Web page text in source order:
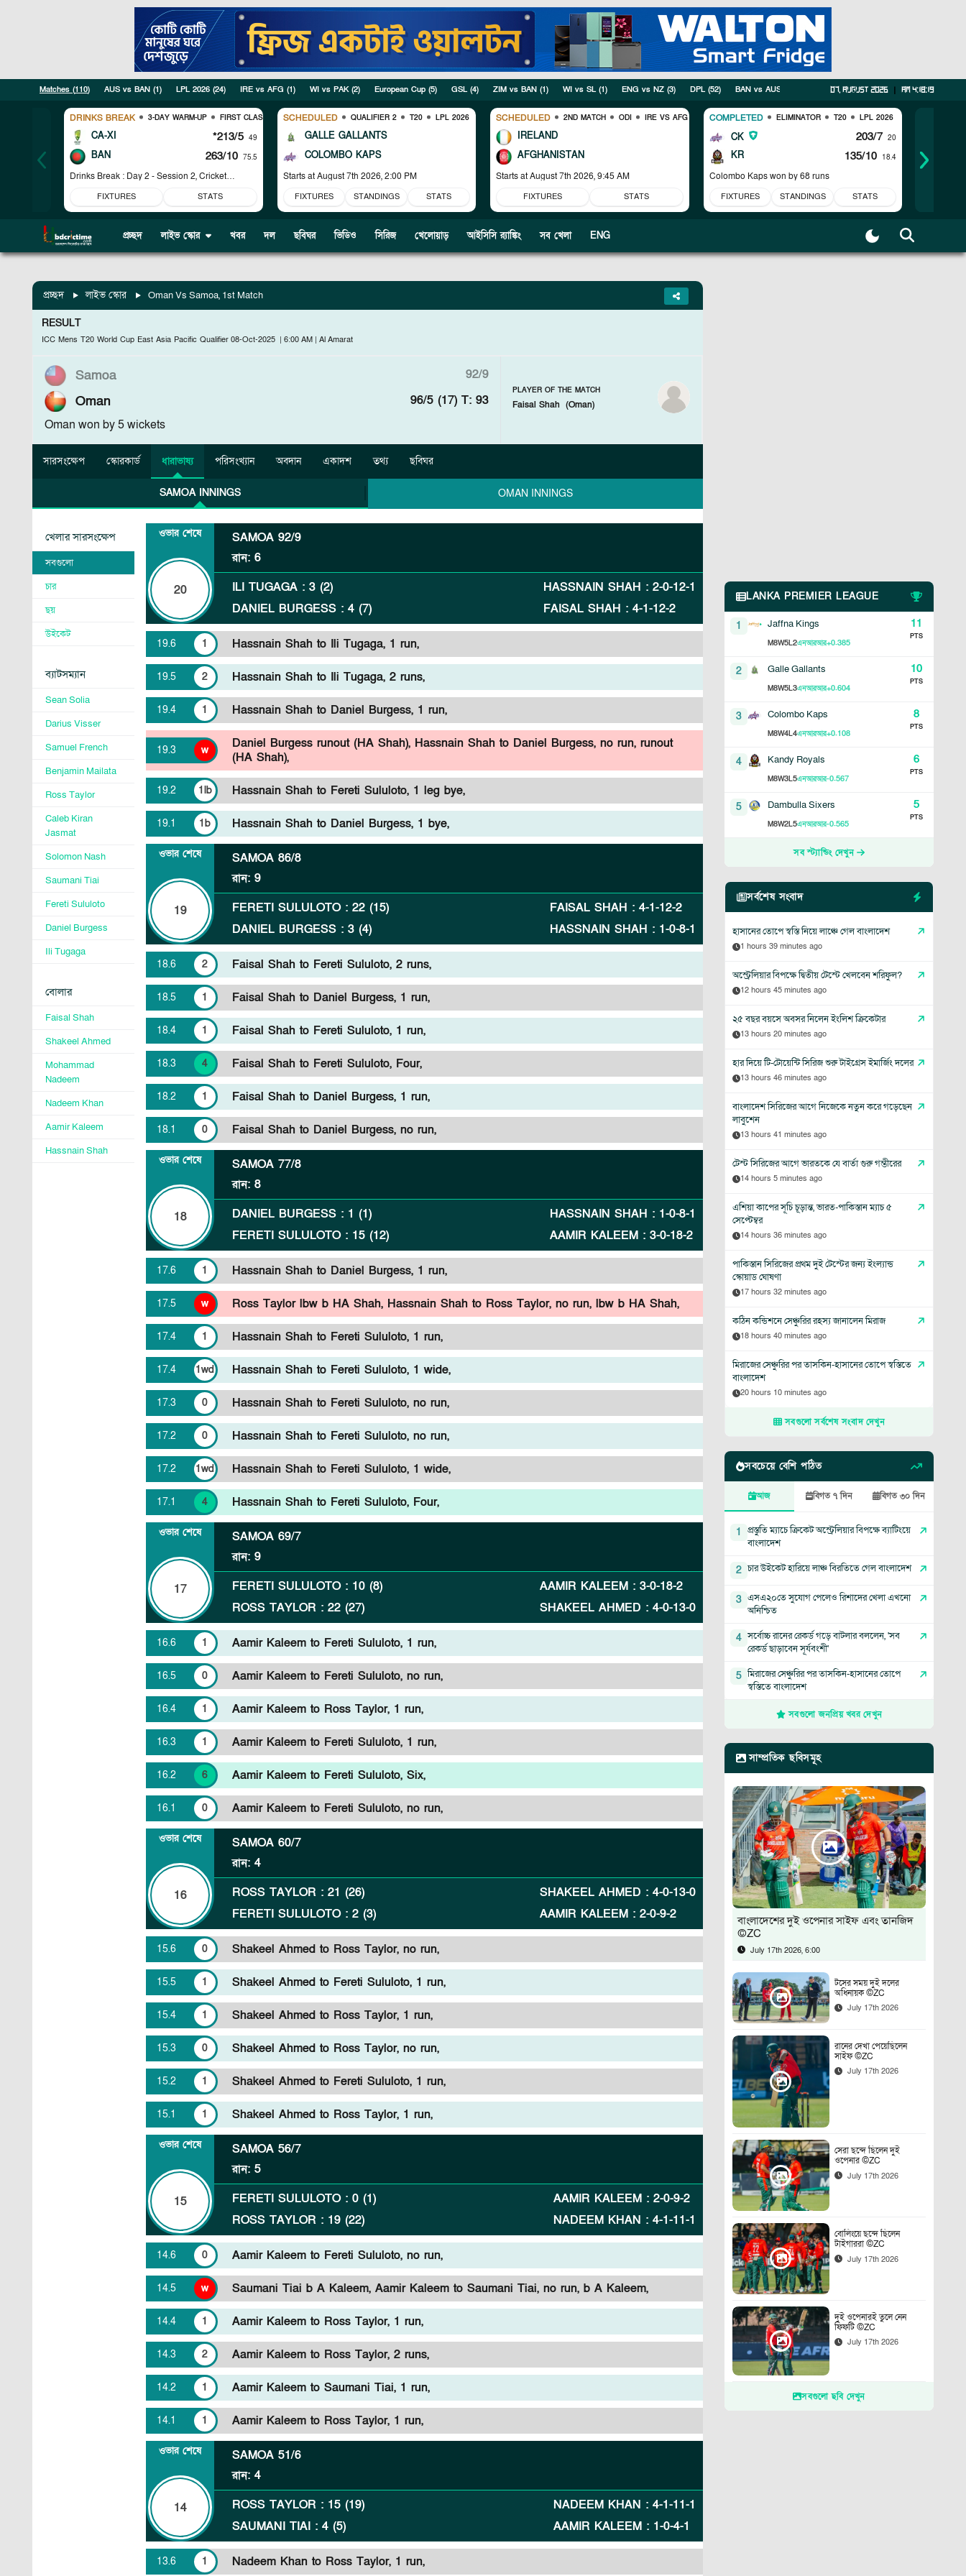
07, August 2026 am 4:18:20
Matches (110) AUS vs BAN (1) LPL 2026 (24) IRE vs AFG (1) WI vs PAK(2) European Cup (5) GSL (4) ZIM vs BAN (1) WI vs SL (1) ENG vs NZ (3) DPL (52) BAN vs AUS ICC Womens T20 World Cup Warm-up
DRINKS BREAK 3-DAY WARM-UP FIRST CLASS AUS VS BAN
CA-XI *213/5 49
BAN 263/10 75.5
Drinks Break : Day 2 - Session 2, Cricket
FIXTURES STATS
SCHEDULED QUALIFIER 2 T20 LPL 2026
GALLE GALLANTS
COLOMBO KAPS
Starts at August 7th 2026, 2:00 PM
FIXTURES STANDINGS STATS
SCHEDULED 2ND MATCH ODI IRE VS AFG
IRELAND
AFGHANISTAN
Starts atAugust 7th 2026, 9:45 AM
FIXTURES STATS
COMPLETED ELIMINATOR T20 LPL 2026
CK 203/7 20
KR 135/10 18.4
Colombo Kaps won by 68 runs
FIXTURES STANDINGS STATS
প্রচ্ছদ লাইভ স্কোর খবর দল ছবিঘর ভিডিও সিরিজ খেলোয়াড় আইসিসি র‍্যাঙ্কিং সব খেলা ENG
প্রচ্ছদ লাইভ স্কোর Oman Vs Samoa, 1st Match
RESULT
ICC Mens T20 World Cup East Asia Pacific Qualifier 08-Oct-2025 | 6:00 AM | Al Amarat
Samoa 92/9
Oman 96/5 (17) T: 93
Oman won by 5 wickets
PLAYER OF THE MATCH
Faisal Shah (Oman)
সারসংক্ষেপ স্কোরকার্ড ধারাভাষ্য পরিসংখ্যান অবদান একাদশ তথ্য ছবিঘর
SAMOA INNINGS OMAN INNINGS
খেলার সারসংক্ষেপ
সবগুলো
চার
ছয়
উইকেট
ব্যাটসম্যান
Sean Solia
Darius Visser
Samuel French
Benjamin Mailata
Ross Taylor
Caleb Kiran
Jasmat
Solomon Nash
Saumani Tiai
Fereti Sululoto
Daniel Burgess
Ili Tugaga
বোলার
Faisal Shah
Shakeel Ahmed
Mohammad
Nadeem
Nadeem Khan
Aamir Kaleem
Hassnain Shah
ওভার শেষে
20
SAMOA 92/9
রান:6
ILI TUGAGA :3 (2)
DANIEL BURGESS :4 (7)
HASSNAIN SHAH : 2-0-12-1
FAISAL SHAH : 4-1-12-2
19.6 1 Hassnain Shah to Ili Tugaga, 1 run,
19.5 2 Hassnain Shah to Ili Tugaga, 2 runs,
19.4 1 Hassnain Shah to Daniel Burgess, 1 run,
19.3 w Daniel Burgess runout (HA Shah), Hassnain Shah to Daniel Burgess, no run, runout
(HA Shah),
19.2 1lb Hassnain Shah to Fereti Sululoto, 1 leg bye,
19.1 1b Hassnain Shah to Daniel Burgess, 1 bye,
ওভার শেষে
19
SAMOA 86/8
রান:9
FERETI SULULOTO:22 (15)
DANIEL BURGESS :3 (4)
FAISAL SHAH : 4-1-12-2
HASSNAIN SHAH : 1-0-8-1
18.6 2 Faisal Shah to Fereti Sululoto, 2 runs,
18.5 1 Faisal Shah to Daniel Burgess, 1 run,
18.4 1 Faisal Shah to Fereti Sululoto, 1 run,
18.3 4 Faisal Shah to Fereti Sululoto, Four,
18.2 1 Faisal Shah to Daniel Burgess, 1 run,
18.1 0 Faisal Shah to Daniel Burgess, no run,
ওভার শেষে
18
SAMOA 77/8
রান:8
DANIEL BURGESS : 1 (1)
FERETI SULULOTO: 15 (12)
HASSNAIN SHAH : 1-0-8-1
AAMIR KALEEM: 3-0-18-2
17.6 1 Hassnain Shah to Daniel Burgess, 1 run,
17.5 w Ross Taylor lbw b HA Shah, Hassnain Shah to Ross Taylor, no run, lbw b HA Shah,
17.4 1 Hassnain Shah to Fereti Sululoto, 1 run,
17.4 1wd Hassnain Shah to Fereti Sululoto, 1 wide,
17.3 0 Hassnain Shah to Fereti Sululoto, no run,
17.2 0 Hassnain Shah to Fereti Sululoto, no run,
17.2 1wd Hassnain Shah to Fereti Sululoto, 1 wide,
17.1 4 Hassnain Shah to Fereti Sululoto, Four,
ওভার শেষে
17
SAMOA 69/7
রান:9
FERETI SULULOTO: 10 (8)
ROSS TAYLOR :22 (27)
AAMIR KALEEM: 3-0-18-2
SHAKEEL AHMED : 4-0-13-0
16.6 1 Aamir Kaleem to Fereti Sululoto, 1 run,
16.5 0 Aamir Kaleem to Fereti Sululoto, no run,
16.4 1 Aamir Kaleem to Ross Taylor, 1 run,
16.3 1 Aamir Kaleem to Fereti Sululoto, 1 run,
16.2 6 Aamir Kaleem to Fereti Sululoto, Six,
16.1 0 Aamir Kaleem to Fereti Sululoto, no run,
ওভার শেষে
16
SAMOA 60/7
রান:4
ROSS TAYLOR :21 (26)
FERETI SULULOTO:2 (3)
SHAKEEL AHMED : 4-0-13-0
AAMIR KALEEM: 2-0-9-2
15.6 0 Shakeel Ahmed to Ross Taylor, no run,
15.5 1 Shakeel Ahmed to Fereti Sululoto, 1 run,
15.4 1 Shakeel Ahmed to Ross Taylor, 1 run,
15.3 0 Shakeel Ahmed to Ross Taylor, no run,
15.2 1 Shakeel Ahmed to Fereti Sululoto, 1 run,
15.1 1 Shakeel Ahmed to Ross Taylor, 1 run,
ওভার শেষে
15
SAMOA 56/7
রান:5
FERETI SULULOTO:0 (1)
ROSS TAYLOR : 19 (22)
AAMIR KALEEM: 2-0-9-2
NADEEM KHAN : 4-1-11-1
14.6 0 Aamir Kaleem to Fereti Sululoto, no run,
14.5 w Saumani Tiai b A Kaleem,Aamir Kaleem to Saumani Tiai, no run, b A Kaleem,
14.4 1 Aamir Kaleem to Ross Taylor, 1 run,
14.3 2 Aamir Kaleem to Ross Taylor, 2 runs,
14.2 1 Aamir Kaleem to Saumani Tiai, 1 run,
14.1 1 Aamir Kaleem to Ross Taylor, 1 run,
ওভার শেষে
14
SAMOA 51/6
রান:4
ROSS TAYLOR : 15 (19)
SAUMANI TIAI :4 (5)
NADEEM KHAN : 4-1-11-1
AAMIR KALEEM: 1-0-4-1
13.6 1 Nadeem Khan to Ross Taylor, 1 run,
LANKA PREMIER LEAGUE
1 Jaffna Kings
M8W5L2এনআরআর+0.385
11
PTS
2 Galle Gallants
M8W5L3এনআরআর+0.604
10
PTS
3 Colombo Kaps
M8W4L4এনআরআর+0.108
8
PTS
4 Kandy Royals
M8W3L5এনআরআর-0.567
6
PTS
5 Dambulla Sixers
M8W2L5এনআরআর-0.565
5
PTS
সব স্ট্যান্ডিং দেখুন
সর্বশেষ সংবাদ
হাসানের তোপে স্বস্তি নিয়ে লাঞ্চে গেল বাংলাদেশ
1 hours 39 minutes ago
অস্ট্রেলিয়ার বিপক্ষে দ্বিতীয় টেস্টে খেলবেন শরিফুল?
12 hours 45 minutes ago
২৫ বছর বয়সে অবসর নিলেন ইংলিশ ক্রিকেটার
13 hours 20 minutes ago
হার দিয়ে টি-টোয়েন্টি সিরিজ শুরু টাইগ্রেস ইমার্জিং দলের
13 hours 46 minutes ago
বাংলাদেশ সিরিজের আগে নিজেকে নতুন করে গড়েছেন
লাবুশেন
13 hours 41 minutes ago
টেস্ট সিরিজের আগে ভারতকে যে বার্তা গুরু গম্ভীরের
14 hours 5 minutes ago
এশিয়া কাপের সূচি চূড়ান্ত, ভারত-পাকিস্তান ম্যাচ ৫
সেপ্টেম্বর
14 hours 36 minutes ago
পাকিস্তান সিরিজের প্রথম দুই টেস্টের জন্য ইংল্যান্ড
স্কোয়াড ঘোষণা
17 hours 32 minutes ago
কঠিন কন্ডিশনে সেঞ্চুরির রহস্য জানালেন মিরাজ
18 hours 40 minutes ago
মিরাজের সেঞ্চুরির পর তাসকিন-হাসানের তোপে স্বস্তিতে
বাংলাদেশ
20 hours 10 minutes ago
সবগুলো সর্বশেষ সংবাদ দেখুন
সবচেয়ে বেশি পঠিত
আজ বিগত ৭ দিন বিগত ৩০ দিন
1 প্রস্তুতি ম্যাচে ক্রিকেট অস্ট্রেলিয়ার বিপক্ষে ব্যাটিংয়ে
বাংলাদেশ
2 চার উইকেট হারিয়ে লাঞ্চ বিরতিতে গেল বাংলাদেশ
3 এসএ২০তে সুযোগ পেলেও রিশাদের খেলা এখনো
অনিশ্চিত
4 সর্বোচ্চ রানের রেকর্ড গড়ে বাটলার বললেন, 'সব
রেকর্ড ছাড়াবেন সূর্যবংশী'
5 মিরাজের সেঞ্চুরির পর তাসকিন-হাসানের তোপে
স্বস্তিতে বাংলাদেশ
সবগুলো জনপ্রিয় খবর দেখুন
সাম্প্রতিক ছবিসমূহ
বাংলাদেশের দুই ওপেনার সাইফ এবং তানজিদ
©ZC
July 17th 2026, 6:00
টসের সময় দুই দলের
অধিনায়ক ©ZC
July 17th 2026
রানের দেখা পেয়েছিলেন
সাইফ ©ZC
July 17th 2026
সেরা ছন্দে ছিলেন দুই
ওপেনার ©ZC
July 17th 2026
বোলিংয়ে ছন্দে ছিলেন
টাইগাররা ©ZC
July 17th 2026
দুই ওপেনারই তুলে নেন
ফিফটি ©ZC
July 17th 2026
সবগুলো ছবি দেখুন